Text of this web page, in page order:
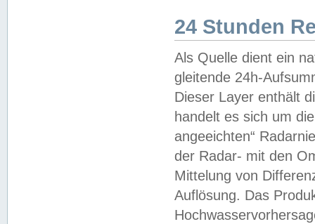
24 Stunden
Als Quelle dient ein
gleitende 24h-
Dieser Layer enthält
handelt es sich um
angeeichten“
der Radar- mit den
Mittelung von
Auflösung. Das